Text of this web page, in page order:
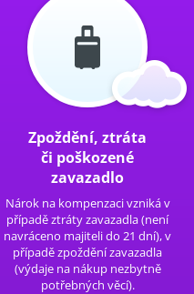
Zpoždění, ztráta
či poškozené
zavazadlo
Nárok na kompenzaci vzniká v
případě ztráty zavazadla (není
navráceno majiteli do 21 dní), v
případě zpoždění zavazadla
(výdaje na nákup nezbytně
potřebných věcí).